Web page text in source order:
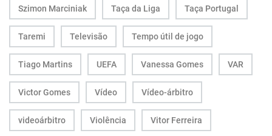
Szimon Marciniak Taça da Liga Taça Portugal
Taremi Televisão Tempo útil de jogo
Tiago Martins UEFA Vanessa Gomes VAR
Victor Gomes Vídeo Vídeo-árbitro
videoárbitro Violência Vitor Ferreira